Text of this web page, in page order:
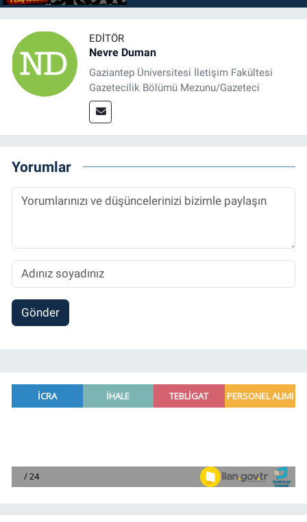
EDITÖR
Nevre Duman
Gaziantep Üniversitesi İletişim Fakültesi
Gazetecilik Bölümü Mezunu/Gazeteci
Yorumlar
Gönder